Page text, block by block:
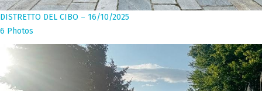
DISTRETTO DEL CIBO – 16/10/2025
6 Photos